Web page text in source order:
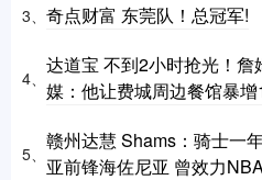
3、 奇点财富 东莞队！总冠军!
4、
达道宝 不到2小时抢光！
媒：他让费城周边餐馆暴
5、
赣州达慧 Shams：骑士一
亚前锋海佐尼亚 曾效力